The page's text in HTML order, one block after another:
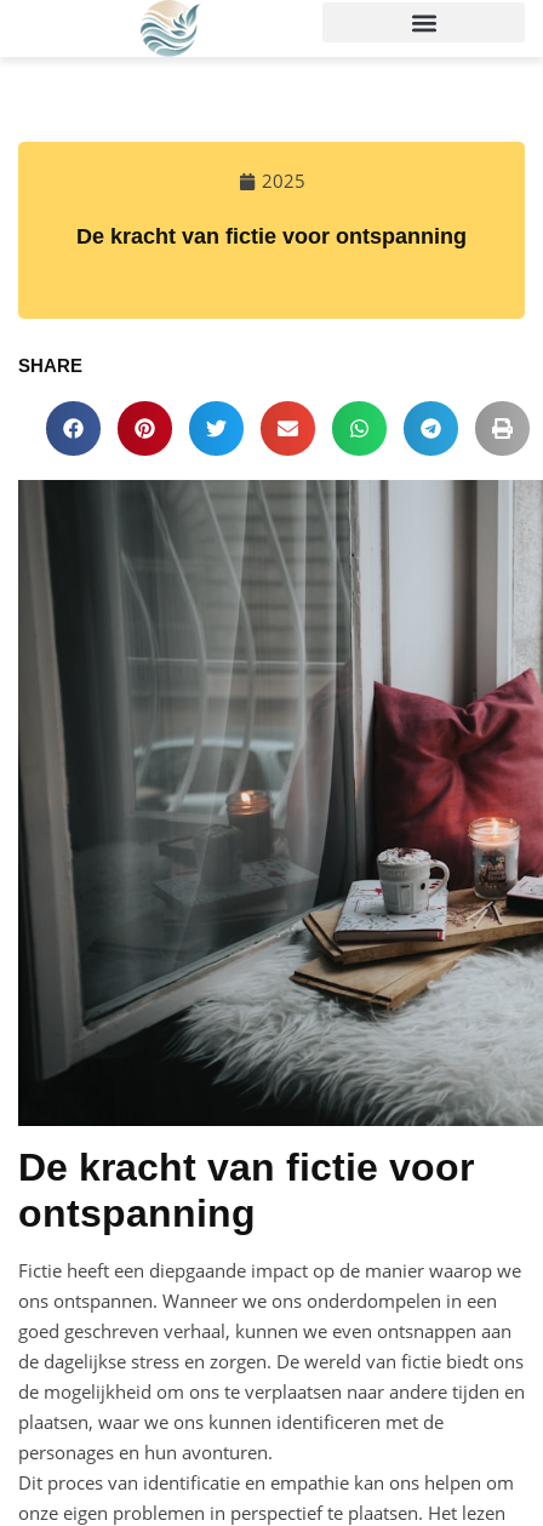
2025
De kracht van fictie voor ontspanning
SHARE
De kracht van fictie voor
ontspanning
Fictie heeft een diepgaande impact op de manier waarop we
ons ontspannen. Wanneer we ons onderdompelen in een
goed geschreven verhaal, kunnen we even ontsnappen aan
de dagelijkse stress en zorgen. De wereld van fictie biedt ons
de mogelijkheid om ons te verplaatsen naar andere tijden en
plaatsen, waar we ons kunnen identificeren met de
personages en hun avonturen.
Dit proces van identificatie en empathie kan ons helpen om
onze eigen problemen in perspectief te plaatsen. Het lezen